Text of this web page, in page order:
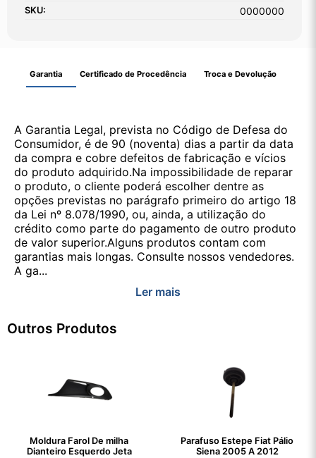
SKU: 0000000
Garantia Certificado de Procedência Troca e Devolução
A Garantia Legal, prevista no Código de Defesa do
Consumidor, é de 90 (noventa) dias a partir da data
da compra e cobre defeitos de fabricação e vícios
do produto adquirido.Na impossibilidade de reparar
o produto, o cliente poderá escolher dentre as
opções previstas no parágrafo primeiro do artigo 18
da Lei nº 8.078/1990, ou, ainda, a utilização do
crédito como parte do pagamento de outro produto
de valor superior.Alguns produtos contam com
garantias mais longas. Consulte nossos vendedores.
A ga...
Ler mais
Outros Produtos
Moldura Farol De milha
Dianteiro Esquerdo Jeta
Parafuso Estepe Fiat Pálio
Siena 2005 A 2012